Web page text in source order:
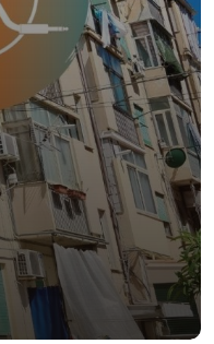
Gezilecek Yer
Roma